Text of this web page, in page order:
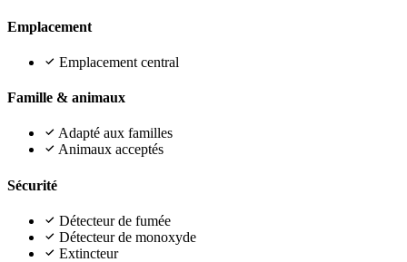
Emplacement
Emplacement central
Famille & animaux
Adapté aux familles
Animaux acceptés
Sécurité
Détecteur de fumée
Détecteur de monoxyde
Extincteur